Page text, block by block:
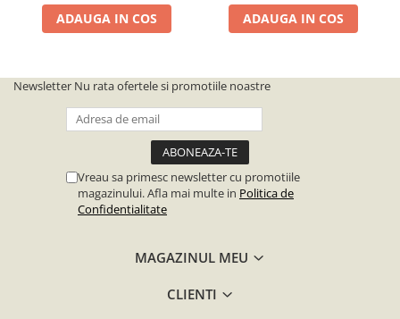
ADAUGA IN COS ADAUGA IN COS
Newsletter Nu rata ofertele si promotiile noastre
Vreau sa primesc newsletter cu promotiile
magazinului. Afla mai multe in Politica de
Confidentialitate
MAGAZINUL MEU
CLIENTI